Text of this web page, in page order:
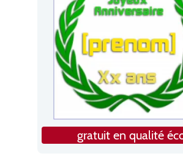
gratuit en qualité